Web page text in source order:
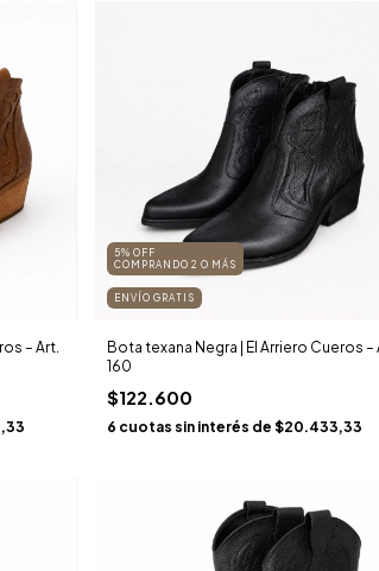
– Art.
5% OFF
COMPRANDO 2 O MÁS
ENVÍO GRATIS
Bota texana Negra | El Arriero Cueros –
160
$122.600
6 cuotas sin interés de $20.433,33